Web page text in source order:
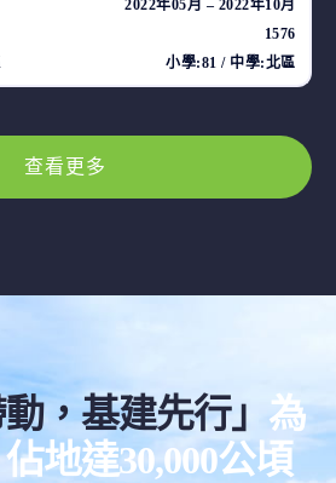
2022年05月 – 2022年10月
1576
小學:81 / 中學:北區
查看更多
，基建先行」 為
地達30,000公頃